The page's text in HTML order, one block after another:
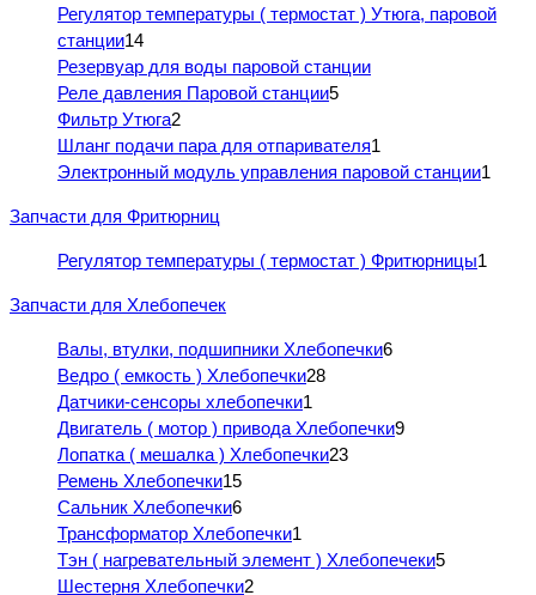
Регулятор температуры ( термостат ) Утюга, паровой
станции14
Резервуар для воды паровой станции
Реле давления Паровой станции5
Фильтр Утюга2
Шланг подачи пара для отпаривателя1
Электронный модуль управления паровой станции1
Запчасти для Фритюрниц
Регулятор температуры ( термостат ) Фритюрницы1
Запчасти для Хлебопечек
Валы, втулки, подшипники Хлебопечки6
Ведро ( емкость ) Хлебопечки28
Датчики-сенсоры хлебопечки1
Двигатель ( мотор ) привода Хлебопечки9
Лопатка ( мешалка ) Хлебопечки23
Ремень Хлебопечки15
Сальник Хлебопечки6
Трансформатор Хлебопечки1
Тэн ( нагревательный элемент ) Хлебопечеки5
Шестерня Хлебопечки2